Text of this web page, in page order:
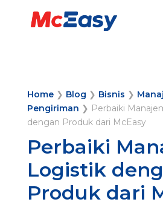
Home❯ Blog ❯ Bisnis ❯
Pengiriman ❯ Perbaiki
dengan Produk dari McEasy
Perbaiki
Logistik
Produk dari